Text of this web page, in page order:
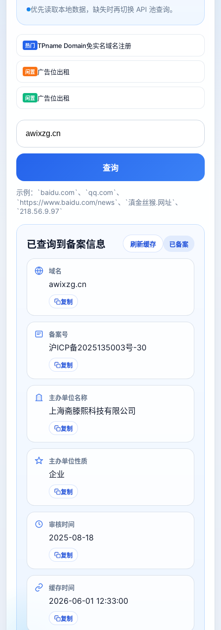
优先读取本地数据，缺失时再切换 API 池查询。
热门 TPname Domain免实名域名注册
闲置 广告位出租
闲置 广告位出租
查询
示例：`baidu.com`、`qq.com`、
`https://www.baidu.com/news`、`滇金丝猴.网址`、
`218.56.9.97`
已查询到备案信息 刷新缓存 已备案
域名
awixzg.cn
复制
备案号
沪ICP备2025135003号-30
复制
主办单位名称
上海斋滕熙科技有限公司
复制
主办单位性质
企业
复制
审核时间
2025-08-18
复制
缓存时间
2026-06-01 12:33:00
复制